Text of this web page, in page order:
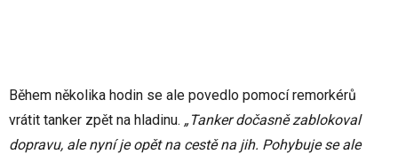
Během několika hodin se ale povedlo pomocí remorkérů
vrátit tanker zpět na hladinu. „Tanker dočasně zablokoval
dopravu, ale nyní je opět na cestě na jih. Pohybuje se ale